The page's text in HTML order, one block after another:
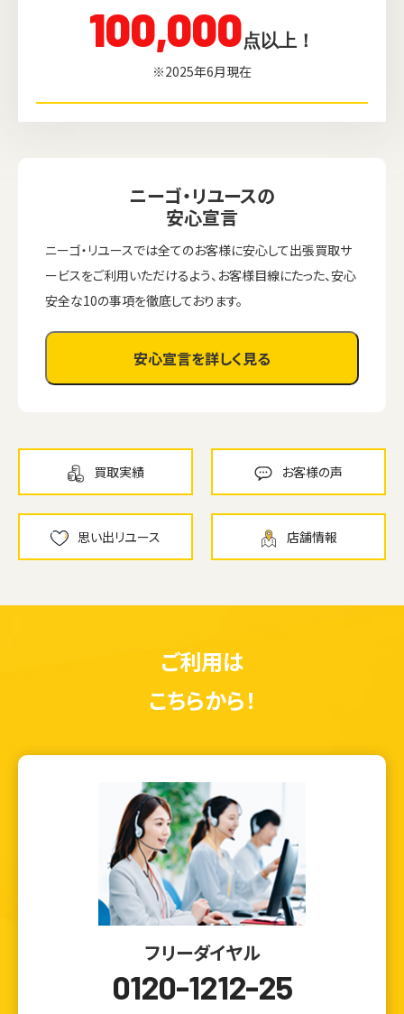
100,000点以上！
※2025年6月現在
ニーゴ・リユースの
安心宣言
ニーゴ・リユースでは全てのお客様に安心して出張買取サ
ービスをご利用いただけるよう、お客様目線にたった、安心
安全な10の事項を徹底しております。
安心宣言を詳しく見る
買取実績 お客様の声
思い出リユース 店舗情報
ご利用は
こちらから！
フリーダイヤル
0120-1212-25